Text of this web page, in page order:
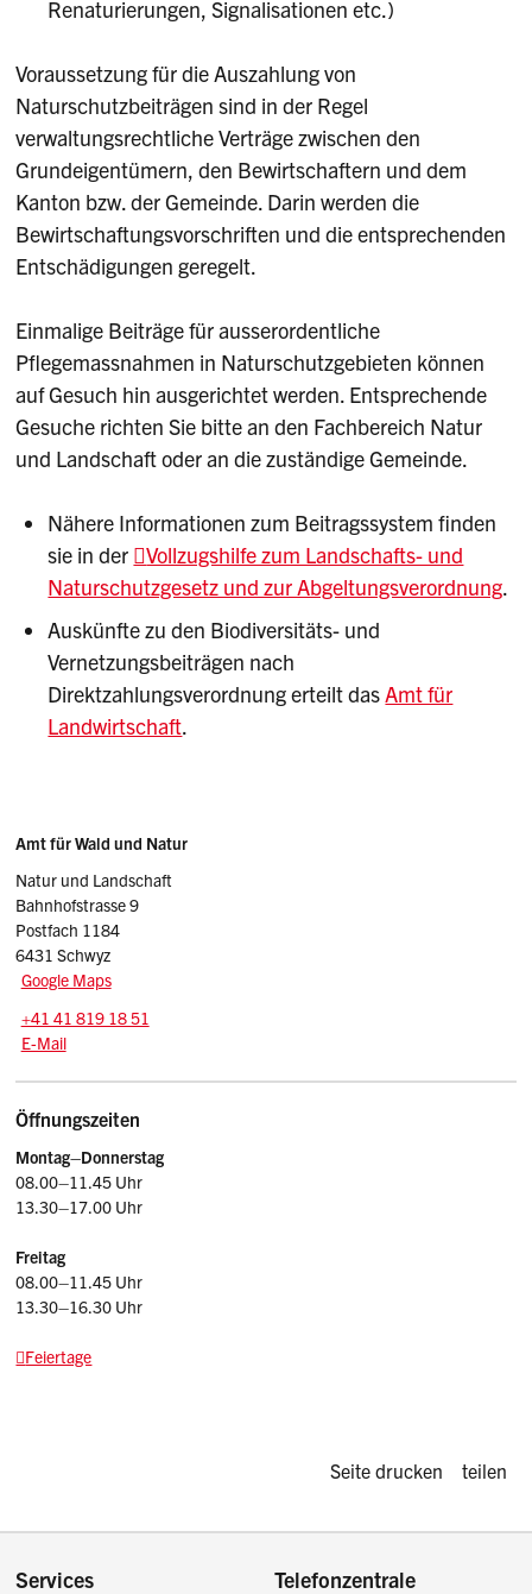
Renaturierungen, Signalisationen etc.)
Voraussetzung für die Auszahlung von
Naturschutzbeiträgen sind in der Regel
verwaltungsrechtliche Verträge zwischen den
Grundeigentümern, den Bewirtschaftern und dem
Kanton bzw. der Gemeinde. Darin werden die
Bewirtschaftungsvorschriften und die entsprechenden
Entschädigungen geregelt.
Einmalige Beiträge für ausserordentliche
Pflegemassnahmen in Naturschutzgebieten können
auf Gesuch hin ausgerichtet werden. Entsprechende
Gesuche richten Sie bitte an den Fachbereich Natur
und Landschaft oder an die zuständige Gemeinde.
Nähere Informationen zum Beitragssystem finden
sie in der
Vollzugshilfe zum Landschafts- und
Naturschutzgesetz und zur Abgeltungsverordnung.
Auskünfte zu den Biodiversitäts- und
Vernetzungsbeiträgen nach
Direktzahlungsverordnung erteilt dasAmt für
Landwirtschaft.
Sidebar
Adresse
Amt für Wald und Natur
Natur und Landschaft
Bahnhofstrasse 9
Postfach 1184
6431 Schwyz
Google Maps
Tel.:
+41 41 819 18 51
E-Mail: awn
E-Mail
Öffnungszeiten
Montag–Donnerstag
08.00–11.45 Uhr
13.30–17.00 Uhr
Freitag
08.00–11.45 Uhr
13.30–16.30 Uhr
Feiertage
Diese Seite
Seite drucken teilen
Services Telefonzentrale